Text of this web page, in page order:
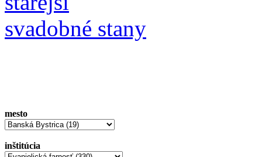
svadobné stany
mesto
inštitúcia